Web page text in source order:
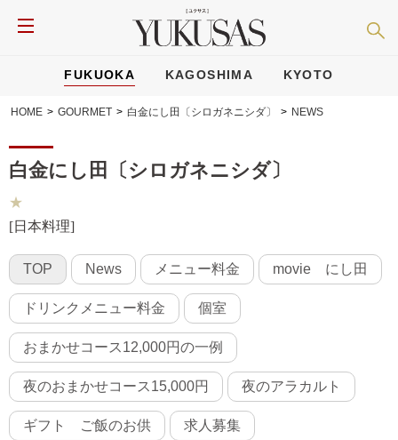
FUKUOKA KAGOSHIMA KYOTO
HOME > GOURMET > 白金にし田〔シロガネニシダ〕 > NEWS
白金にし田〔シロガネニシダ〕
★
[日本料理]
TOP News メニュー料金 movie にし田
ドリンクメニュー料金 個室
おまかせコース12,000円の一例
夜のおまかせコース15,000円 夜のアラカルト
ギフト ご飯のお供 求人募集